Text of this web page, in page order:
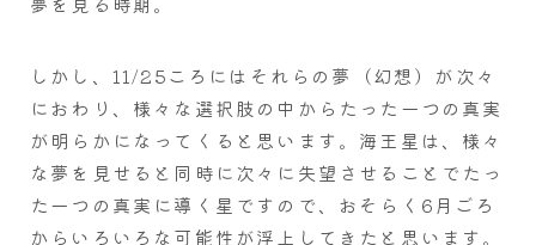
しかし、11/25ころにはそれらの夢（幻想）が次々
におわり、様々な選択肢の中からたった一つの真実
が明らかになってくると思います。海王星は、様々
な夢を見せると同時に次々に失望させることでたっ
た一つの真実に導く星ですので、おそらく6月ごろ
からいろいろな可能性が浮上してきたと思います。